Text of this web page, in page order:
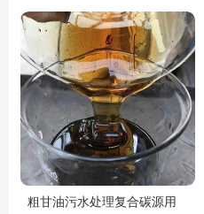
粗甘油污水处理复合碳源用